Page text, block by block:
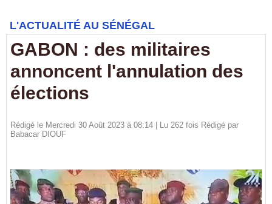
L'ACTUALITÉ AU SÉNÉGAL
GABON : des militaires
annoncent l'annulation des
élections
Rédigé le Mercredi 30 Août 2023 à 08:14 | Lu 262 fois Rédigé par
Babacar DIOUF